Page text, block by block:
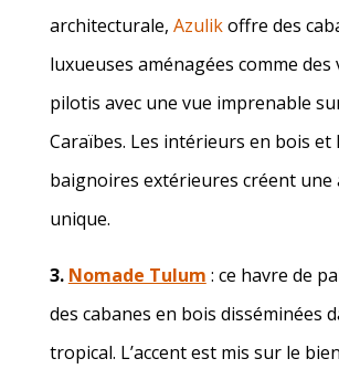
architecturale, Azulikoffre des
luxueuses aménagées comme des
pilotis avec une vue imprenable
Caraïbes. Les intérieurs en bois et
baignoires extérieures créent une
unique.
3. Nomade Tulum : ce havre de
des cabanes en bois disséminées
tropical. L’accent est mis sur le